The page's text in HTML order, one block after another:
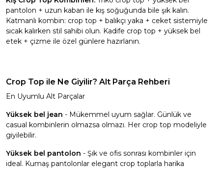
pantolon + uzun kaban ile kış soğuğunda bile şık kalın.
Katmanlı kombin: crop top + balıkçı yaka + ceket sistemiyle
sıcak kalırken stil sahibi olun. Kadife crop top + yüksek bel
etek + çizme ile özel günlere hazırlanın.
Crop Top ile Ne Giyilir? Alt Parça Rehberi
En Uyumlu Alt Parçalar
Yüksek bel jean - Mükemmel uyum sağlar. Günlük ve
casual kombinlerin olmazsa olmazı. Her crop top modeliyle
giyilebilir.
Yüksek bel pantolon - Şık ve ofis sonrası kombinler için
ideal. Kumaş pantolonlar elegant crop toplarla harika